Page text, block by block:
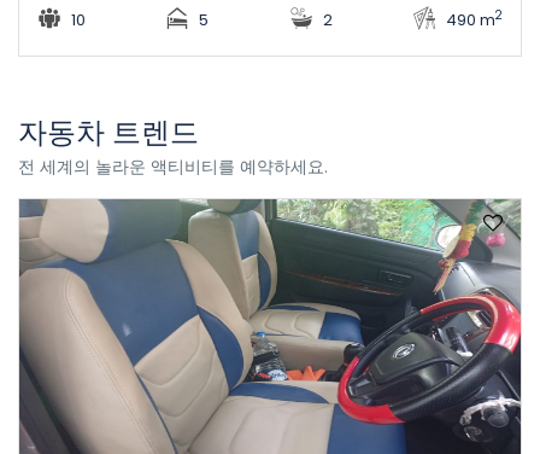
10 5 2 490 m2
자동차 트렌드
전 세계의 놀라운 액티비티를 예약하세요.